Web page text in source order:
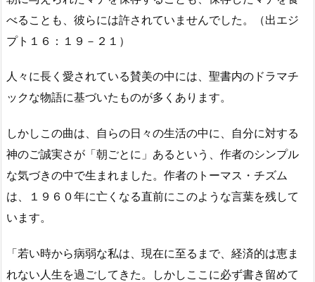
べることも、彼らには許されていませんでした。（出エジ
プト１６：１９－２１）
人々に長く愛されている賛美の中には、聖書内のドラマチ
ックな物語に基づいたものが多くあります。
しかしこの曲は、自らの日々の生活の中に、自分に対する
神のご誠実さが「朝ごとに」あるという、作者のシンプル
な気づきの中で生まれました。作者のトーマス・チズム
は、１９６０年に亡くなる直前にこのような言葉を残して
います。
「若い時から病弱な私は、現在に至るまで、経済的は恵ま
れない人生を過ごしてきた。しかしここに必ず書き留めて